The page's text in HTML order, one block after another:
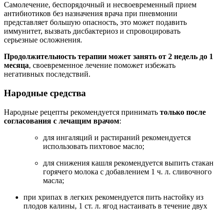
Самолечение, беспорядочный и несвоевременный прием
антибиотиков без назначения врача при пневмонии
представляет большую опасность, это может подавить
иммунитет, вызвать дисбактериоз и спровоцировать
серьезные осложнения.
Продолжительность терапии может занять от 2 недель до 1
месяца, своевременное лечение поможет избежать
негативных последствий.
Народные средства
Народные рецепты рекомендуется принимать только после
согласования с лечащим врачом:
для ингаляций и растираний рекомендуется
использовать пихтовое масло;
для снижения кашля рекомендуется выпить стакан
горячего молока с добавлением 1 ч. л. сливочного
масла;
при хрипах в легких рекомендуется пить настойку из
плодов калины, 1 ст. л. ягод настаивать в течение двух